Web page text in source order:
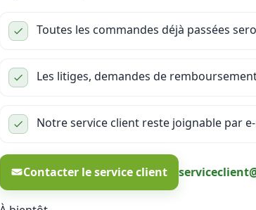
Toutes les commandes déjà passées
Les litiges, demandes de
Notre service client reste joignable par
Contacter le service client